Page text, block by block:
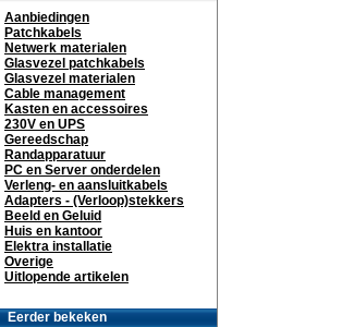
Aanbiedingen
Patchkabels
Netwerk materialen
Glasvezel patchkabels
Glasvezel materialen
Cable management
Kasten en accessoires
230V en UPS
Gereedschap
Randapparatuur
PC en Server onderdelen
Verleng- en aansluitkabels
Adapters - (Verloop)stekkers
Beeld en Geluid
Huis en kantoor
Elektra installatie
Overige
Uitlopende artikelen
Eerder bekeken